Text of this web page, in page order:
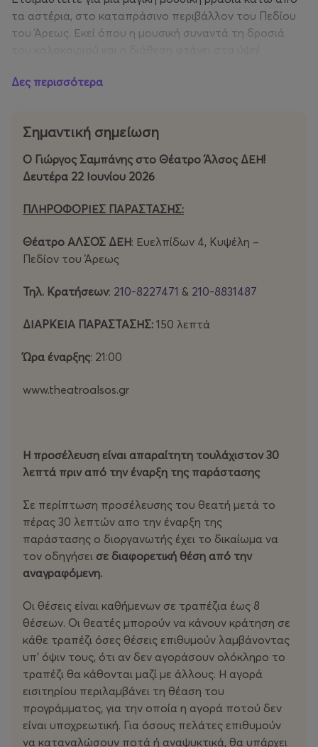
τα αστέρια, στο καταπράσινο περιβάλλον του Πεδίου
του Άρεως. Εκεί όπου η μουσική συναντά τη δροσιά
Μην το χάσετε – Το μουσικό ραντεβού του καλοκαιριού
Δες περισσότερα
Σημαντική σημείωση
Ο Γιώργος Σαμπάνης στο Θέατρο Άλσος ΔΕΗ!
Δευτέρα 22 Ιουνίου 2026
ΠΛΗΡΟΦΟΡΙΕΣ ΠΑΡΑΣΤΑΣΗΣ:
Θέατρο ΑΛΣΟΣ ΔΕΗ: Ευελπίδων 4, Κυψέλη –
Πεδίον του Άρεως
Τηλ. Κρατήσεων: 210-8227471 & 210-8831487
ΔΙΑΡΚΕΙΑ ΠΑΡΑΣΤΑΣΗΣ: 150 λεπτά
Ώρα έναρξης: 21:00
www.theatroalsos.gr
Η προσέλευση είναι απαραίτητη τουλάχιστον 30
λεπτά πριν από την έναρξη της παράστασης
Σε περίπτωση προσέλευσης του θεατή μετά το
πέρας 30 λεπτών απο την έναρξη της
παράστασης ο διοργανωτής έχει το δικαίωμα να
τον οδηγήσει σε διαφορετική θέση από την
αναγραφόμενη.
Οι θέσεις είναι καθήμενων σε τραπέζια έως 8
θέσεων. Οι θεατές μπορούν να κάνουν κράτηση σε
κάθε τραπέζι όσες θέσεις επιθυμούν λαμβάνοντας
υπ' όψιν τους, ότι αν δεν αγοράσουν ολόκληρο το
τραπέζι θα κάθονται μαζί με άλλους. Η αγορά
εισιτηρίου περιλαμβάνει τη θέαση του
προγράμματος, για την οποία η αγορά ποτού δεν
είναι υποχρεωτική. Για όσους πελάτες επιθυμούν
να καταναλώσουν ποτά ή αναψυκτικά, θα υπάρχει